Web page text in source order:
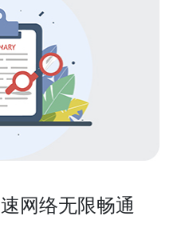
网络无限畅通